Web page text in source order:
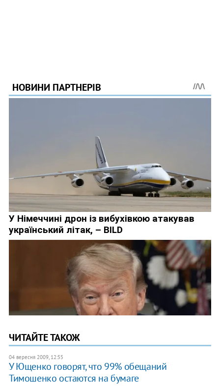
ЧИТАЙТЕ ТАКОЖ
04 вересня 2009, 12:55
У Ющенко говорят, что 99% обещаний
Тимошенко остаются на бумаге